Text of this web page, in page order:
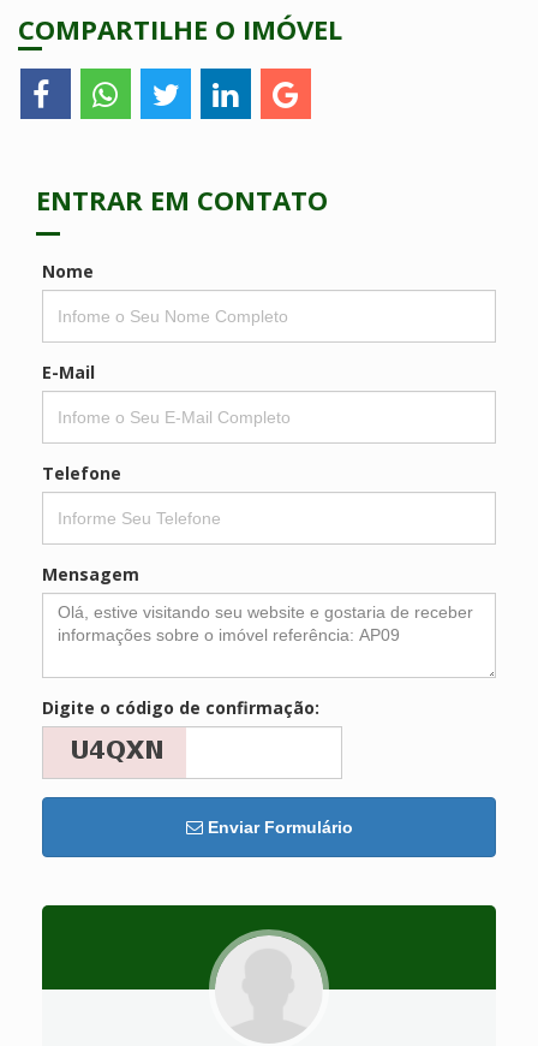
COMPARTILHE O IMÓVEL
ENTRAR EM CONTATO
Nome
E-Mail
Telefone
Mensagem
Digite o código de confirmação:
Enviar Formulário